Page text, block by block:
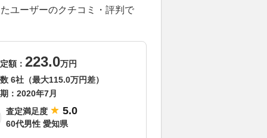
ユーザーのクチコミ・評判で
額： 223.0万円
6社（最大115.0万円差）
： 2020年7月
査定満足度
5.0
60代男性 愛知県